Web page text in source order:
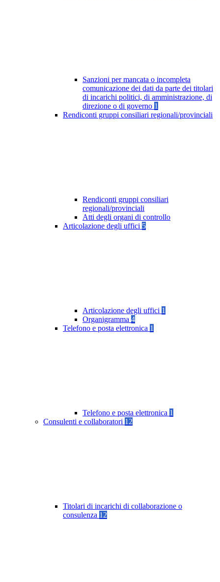
Sanzioni per mancata o incompleta
comunicazione dei dati da parte dei titolari
di incarichi politici, di amministrazione, di
direzione o di governo 1
Rendiconti gruppi consiliari regionali/provinciali
Rendiconti gruppi consiliari
regionali/provinciali
Atti degli organi di controllo
Articolazione degli uffici 5
Articolazione degli uffici 1
Organigramma 4
Telefono e posta elettronica 1
Telefono e posta elettronica 1
Consulenti e collaboratori 12
Titolari di incarichi di collaborazione o
consulenza 12